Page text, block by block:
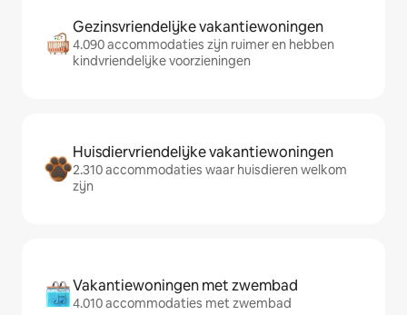
Gezinsvriendelijke vakantiewoningen
4.090 accommodaties zijn ruimer en hebben
kindvriendelijke voorzieningen
Huisdiervriendelijke vakantiewoningen
2.310 accommodaties waar huisdieren welkom
zijn
Vakantiewoningen met zwembad
4.010 accommodaties met zwembad